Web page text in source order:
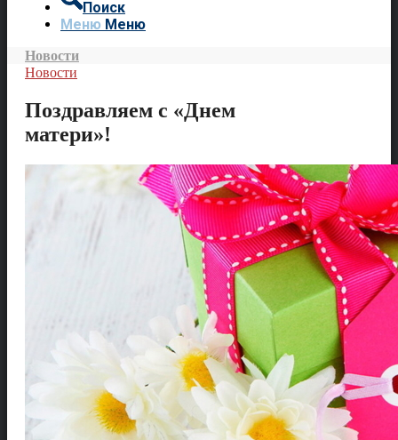
Поиск
Меню Меню
Новости
Новости
Поздравляем с «Днем
матери»!